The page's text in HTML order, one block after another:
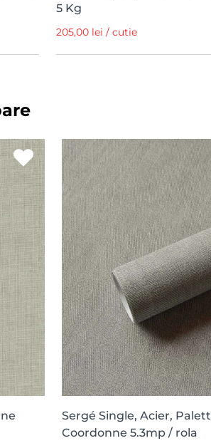
5 Kg
205,00 lei / cutie
Sergé Single, Acier,
Coordonne 5.3mp / rola